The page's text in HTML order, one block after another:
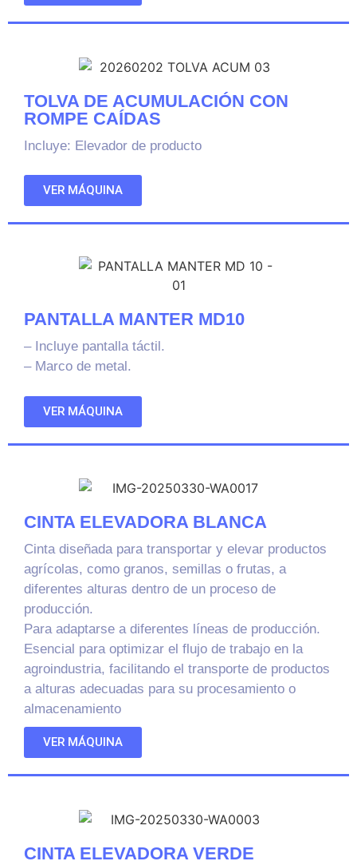
TOLVA DE ACUMULACIÓN CON
ROMPE CAÍDAS
Incluye: Elevador de producto
VER MÁQUINA
PANTALLA MANTER MD10
– Incluye pantalla táctil.
– Marco de metal.
VER MÁQUINA
CINTA ELEVADORA BLANCA
Cinta diseñada para transportar y elevar productos
agrícolas, como granos, semillas o frutas, a
diferentes alturas dentro de un proceso de
producción.
Para adaptarse a diferentes líneas de producción.
Esencial para optimizar el flujo de trabajo en la
agroindustria, facilitando el transporte de productos
a alturas adecuadas para su procesamiento o
almacenamiento
VER MÁQUINA
CINTA ELEVADORA VERDE